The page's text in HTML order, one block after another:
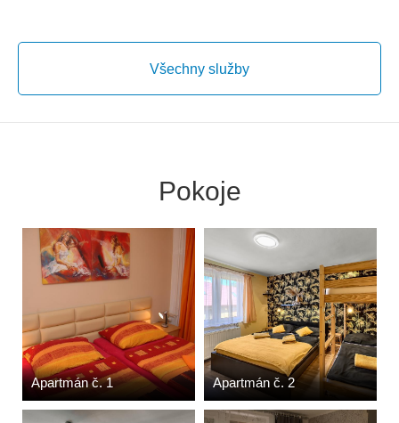
Všechny služby
Pokoje
Apartmán č. 1 Apartmán č. 2